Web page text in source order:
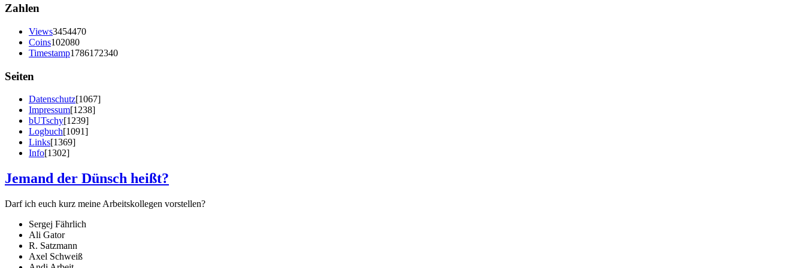
Zahlen
Views3454470
Coins102080
Timestamp1786172340
Seiten
Datenschutz[1067]
Impressum[1238]
bUTschy[1239]
Logbuch[1091]
Links[1369]
Info[1302]
Jemand der Dünsch heißt?
Darf ich euch kurz meine Arbeitskollegen vorstellen?
Sergej Fährlich
Ali Gator
R. Satzmann
Axel Schweiß